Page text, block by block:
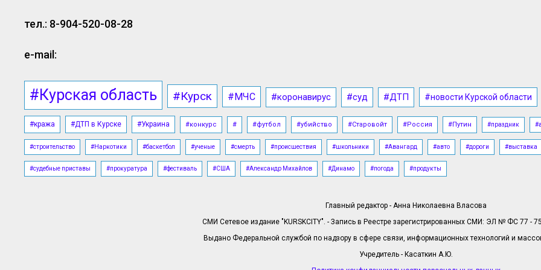
тел.: 8-904-520-08-28
e-mail:
#Курская область #Курск #МЧС #коронавирус #суд #ДТП #новости Курской области
#кража #ДТП в Курске #Украина #конкурс # #футбол #убийство #Старовойт #Россия #Путин #праздник
#строительство #Наркотики #баскетбол #ученые #смерть #происшествия #школьники #Авангард #авто #дороги #выставка
#судебные приставы #прокуратура #фестиваль #США #Александр Михайлов #Динамо #погода #продукты
Главный редактор - Анна Николаевна Власова
СМИ Сетевое издание "KURSKCITY". - Запись в Реестре зарегистрированных СМИ: ЭЛ № ФС 77 -
Выдано Федеральной службой по надзору в сфере связи, информационных технологий и
Учредитель - Касаткин А.Ю.